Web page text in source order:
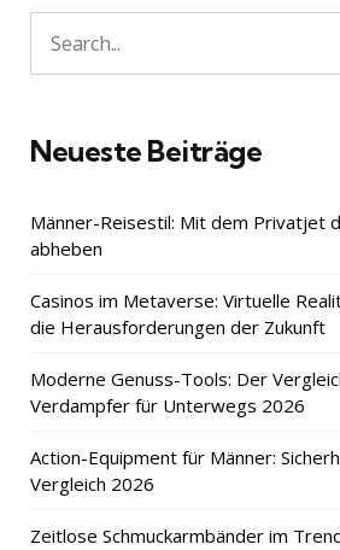
Search
for:
Neueste Beiträge
Männer-Reisestil: Mit dem Privatjet
abheben
Casinos im Metaverse: Virtuelle
die Herausforderungen der Zukunft
Moderne Genuss-Tools: Der
Verdampfer für Unterwegs 2026
Action-Equipment für Männer:
Vergleich 2026
Zeitlose Schmuckarmbänder im